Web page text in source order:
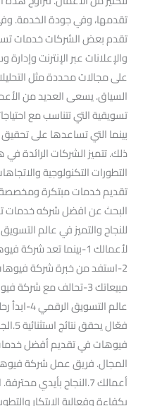
تقدمها، وفي جودة الخدمة.
تقدم بعض الشركات خدمات
والإعلانات عبر الإنترنت
على مجالات محددة مثل
السياق. يسعى العديد من
تسويقية التي تتناسب مع
بينما التي تساعدها على
ذلك. تتميز الشركات الرائدة
التطورات التكنولوجية
تقديم خدمات مبتكرة ومخصصة
البحث عن افضل شركه
للنجاح والتميز في عالم
لأعمالك 1-بينما تعد
2-استفد من خبرة شركة
مبيعاتك 3-تحالف مع
عالم
فعّال
المجال. فريق عمل شركة
أعمالك 7.النجاح بأيدي
بكفاءة وفعالية الابتكار